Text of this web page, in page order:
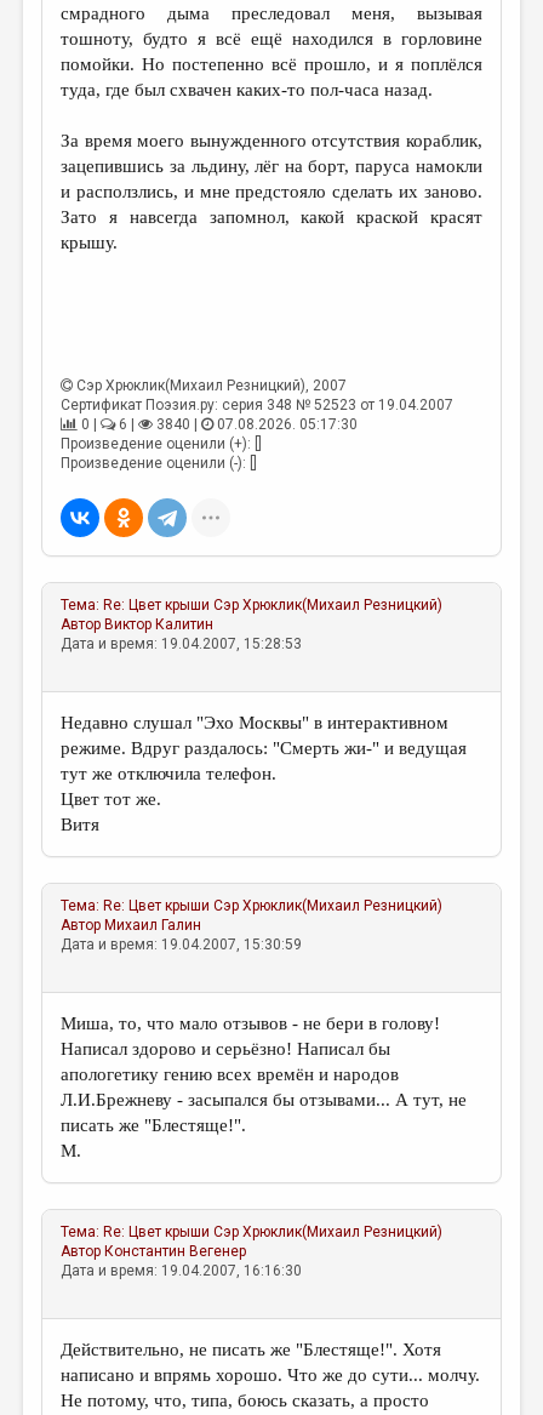
смрадного дыма преследовал меня, вызывая
тошноту, будто я всё ещё находился в горловине
помойки. Но постепенно всё прошло, и я поплёлся
туда, где был схвачен каких-то пол-часа назад.
За время моего вынужденного отсутствия кораблик,
зацепившись за льдину, лёг на борт, паруса намокли
и расползлись, и мне предстояло сделать их заново.
Зато я навсегда запомнол, какой краской красят
крышу.
Сэр Хрюклик(Михаил Резницкий), 2007
Сертификат Поэзия.ру: серия 348 № 52523 от 19.04.2007
0 |
6 | 3840 |
07.08.2026. 05:17:30
Произведение оценили (+): []
Произведение оценили (-): []
Тема: Re: Цвет крыши Сэр Хрюклик(Михаил Резницкий)
Автор Виктор Калитин
Дата и время: 19.04.2007, 15:28:53
Недавно слушал "Эхо Москвы" в интерактивном
режиме. Вдруг раздалось: "Смерть жи-" и ведущая
тут же отключила телефон.
Цвет тот же.
Витя
Тема: Re: Цвет крыши Сэр Хрюклик(Михаил Резницкий)
Автор Михаил Галин
Дата и время: 19.04.2007, 15:30:59
Миша, то, что мало отзывов - не бери в голову!
Написал здорово и серьёзно! Написал бы
апологетику гению всех времён и народов
Л.И.Брежневу - засыпался бы отзывами... А тут, не
писать же "Блестяще!".
М.
Тема: Re: Цвет крыши Сэр Хрюклик(Михаил Резницкий)
Автор Константин Вегенер
Дата и время: 19.04.2007, 16:16:30
Действительно, не писать же "Блестяще!". Хотя
написано и впрямь хорошо. Что же до сути... молчу.
Не потому, что, типа, боюсь сказать, а просто